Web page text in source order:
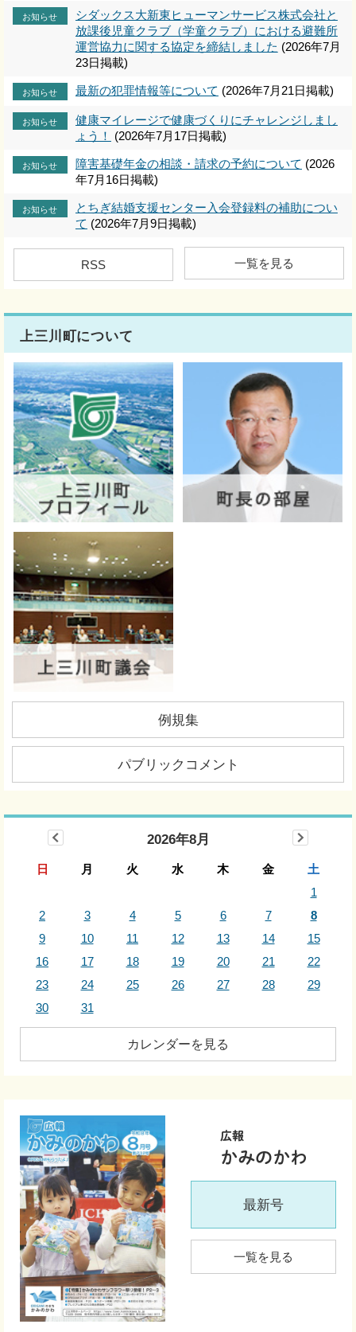
RSS 一覧を見る
お知らせ
シダックス大新東ヒューマンサービス株式会社と
放課後児童クラブ（学童クラブ）における避難所
運営協力に関する協定を締結しました (2026年7月
23日掲載)
お知らせ 最新の犯罪情報等について (2026年7月21日掲載)
お知らせ
健康マイレージで健康づくりにチャレンジしまし
ょう！
(2026年7月17日掲載)
お知らせ 障害基礎年金の相談・請求の予約について (2026
年7月16日掲載)
お知らせ
とちぎ結婚支援センター入会登録料の補助につい
て (2026年7月9日掲載)
上三川町について
例規集
パブリックコメント
2026年8月
日 月 火 水 木 金
土
1
2
3 4 5 6 7
8
9
10 11 12 13 14
15
16
17 18 19 20 21
22
23
24 25 26 27 28
29
30
31
カレンダーを見る
最新号
一覧を見る